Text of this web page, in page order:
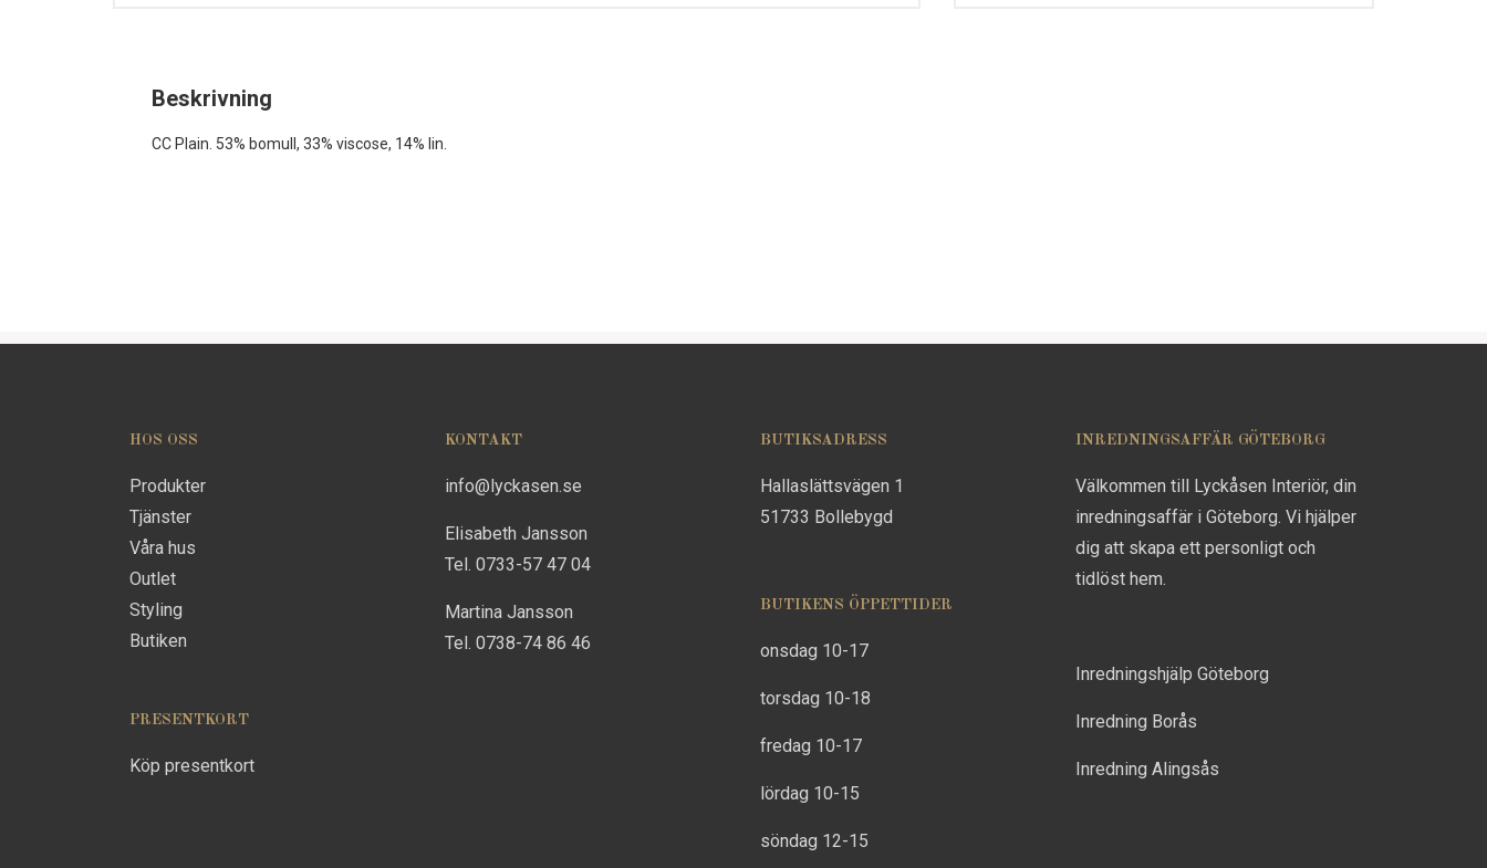
Beskrivning
CC Plain. 53% bomull, 33% viscose, 14% lin.
HOS OSS
Produkter
Tjänster
Våra hus
Outlet
Styling
Butiken
PRESENTKORT
Köp presentkort
KONTAKT
info@lyckasen.se
Elisabeth Jansson
Tel. 0733-57 47 04
Martina Jansson
Tel. 0738-74 86 46
BUTIKSADRESS
Hallaslättsvägen 1
51733 Bollebygd
BUTIKENS ÖPPETTIDER
onsdag 10-17
torsdag 10-18
fredag 10-17
lördag 10-15
söndag 12-15
INREDNINGSAFFÄR GÖTEBORG
Välkommen till Lyckåsen Interiör, din
inredningsaffär i Göteborg. Vi hjälper
dig att skapa ett personligt och
tidlöst hem.
Inredningshjälp Göteborg
Inredning Borås
Inredning Alingsås